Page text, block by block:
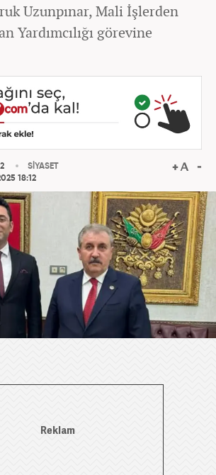
Uzunpınar, Mali İşlerden
Yardımcılığı görevine
18:12
SİYASET